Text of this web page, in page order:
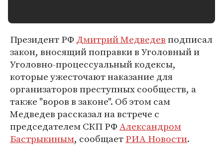
Президент РФДмитрий Медведевподписал
закон, вносящий поправки в Уголовный и
Уголовно-процессуальный кодексы,
которые ужесточают наказание для
организаторов преступных сообществ, а
также "воров в законе". Об этом сам
Медведев рассказал на встрече с
председателем СКП РФАлександром
Бастрыкиным, сообщаетРИА Новости.